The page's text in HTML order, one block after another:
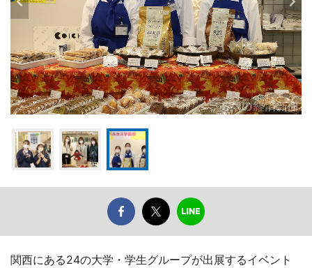
関西にある24の大学・学生グループが出展するイベント